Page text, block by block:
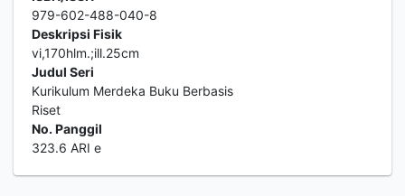
979-602-488-040-8
Deskripsi Fisik
vi,170hlm.;ill.25cm
Judul Seri
Kurikulum Merdeka Buku Berbasis
Riset
No. Panggil
323.6 ARI e